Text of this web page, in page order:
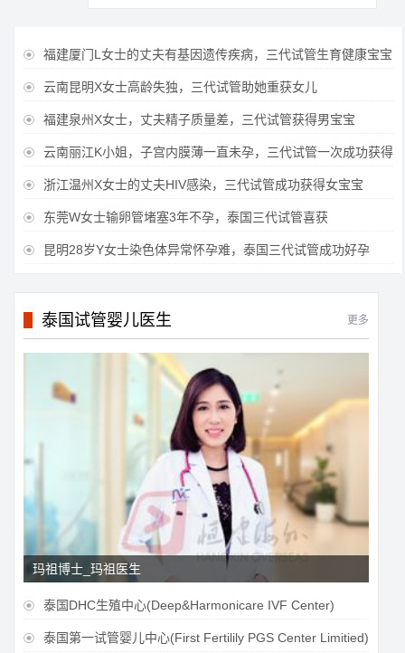
 福建厦门L女士的丈夫有基因遗传疾病，三代试管生育健康宝宝
 云南昆明X女士高龄失独，三代试管助她重获女儿
 福建泉州X女士，丈夫精子质量差，三代试管获得男宝宝
 云南丽江K小姐，子宫内膜薄一直未孕，三代试管一次成功获得
 浙江温州X女士的丈夫HIV感染，三代试管成功获得女宝宝
 东莞W女士输卵管堵塞3年不孕，泰国三代试管喜获
 昆明28岁Y女士染色体异常怀孕难，泰国三代试管成功好孕
泰国试管婴儿医生 更多
玛祖博士_玛祖医生
 泰国DHC生殖中心(Deep&Harmonicare IVF Center)
 泰国第一试管婴儿中心(First Fertilily PGS Center Limitied)